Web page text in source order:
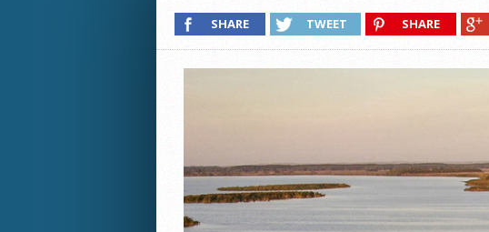
SHARE TWEET SHARE